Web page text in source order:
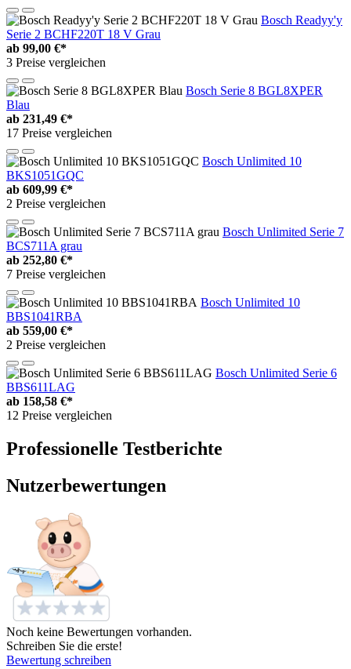
Bosch Readyy'y
Serie 2 BCHF220T 18 V Grau
ab 99,00 €*
3 Preise vergleichen
Bosch Serie 8 BGL8XPER
Blau
ab 231,49 €*
17 Preise vergleichen
Bosch Unlimited 10
BKS1051GQC
ab 609,99 €*
2 Preise vergleichen
Bosch Unlimited Serie 7
BCS711A grau
ab 252,80 €*
7 Preise vergleichen
Bosch Unlimited 10
BBS1041RBA
ab 559,00 €*
2 Preise vergleichen
Bosch Unlimited Serie 6
BBS611LAG
ab 158,58 €*
12 Preise vergleichen
Professionelle Testberichte
Nutzerbewertungen
Noch keine Bewertungen vorhanden.
Schreiben Sie die erste!
Bewertung schreiben